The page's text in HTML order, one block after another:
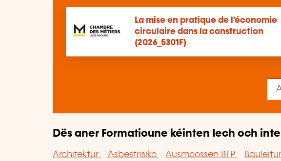
La mise en pratique de l'économie
circulaire dans la construction
(2026_5301F)
Dës aner Formatioune kéinten Iech och
Architektur Asbestrisiko Ausmoossen BTP